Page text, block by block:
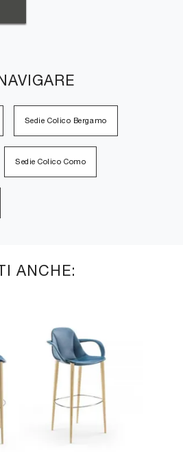
Sedie Colico Bergamo
Sedie Colico Como
ANCHE: